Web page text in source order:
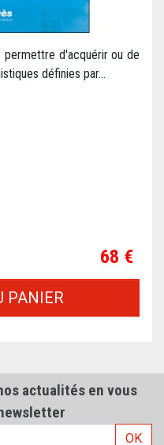
d'acquérir ou de
définies par...
Prix
68 €
PANIER
actualités en vous
OK